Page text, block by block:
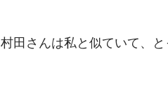
村田さんは私と似ていて、